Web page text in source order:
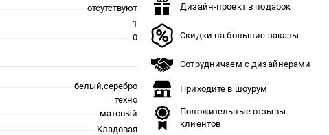
отсутствуют
1
0
белый,серебро
техно
матовый
Кладовая
Дизайн-проект в подарок
Скидки на большие заказы
Сотрудничаем с дизайнерами
Приходите в шоурум
Положительные отзывы
клиентов